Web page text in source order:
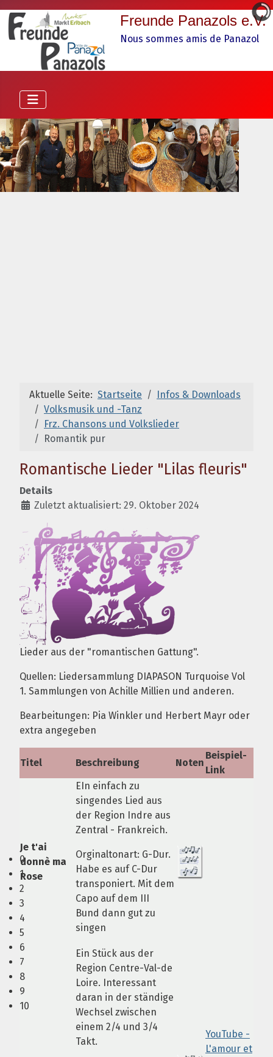
Freunde Panazols e.V.
Nous sommes amis de Panazol
0
1
2
3
4
5
6
7
8
9
10
Aktuelle Seite: Startseite
Infos & Downloads
Volksmusik und -Tanz
Frz. Chansons und Volkslieder
Romantik pur
Romantische Lieder "Lilas fleuris"
Details
Zuletzt aktualisiert: 29. Oktober 2024
Lieder aus der "romantischen Gattung".
Quellen: Liedersammlung DIAPASON Turquoise Vol
1. Sammlungen von Achille Millien und anderen.
Bearbeitungen: Pia Winkler und Herbert Mayr oder
extra angegeben
Titel Beschreibung Noten
Beispiel-
Link
Je t'ai
donnè ma
Rose
EIn einfach zu
singendes Lied aus
der Region Indre aus
Zentral - Frankreich.
Orginaltonart: G-Dur.
Habe es auf C-Dur
transponiert. Mit dem
Capo auf dem III
Bund dann gut zu
singen
Ein Stück aus der
Region Centre-Val-de
Loire. Interessant
daran in der ständige
Wechsel zwischen
einem 2/4 und 3/4
Takt.
YouTube -
L'amour et